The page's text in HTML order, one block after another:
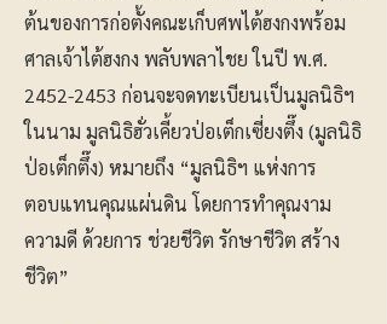
ต้นของการก่อตั้งคณะเก็บศพไต้ฮงกงพร้อม
ศาลเจ้าไต้ฮงกง พลับพลาไชย ในปี พ.ศ.
2452-2453 ก่อนจะจดทะเบียนเป็นมูลนิธิฯ
ในนาม มูลนิธิฮั่วเคี้ยวป่อเต็กเซี่ยงตึ๊ง (มูลนิธิ
ป่อเต็กตึ๊ง) หมายถึง “มูลนิธิฯ แห่งการ
ตอบแทนคุณแผ่นดิน โดยการทำคุณงาม
ความดี ด้วยการ ช่วยชีวิต รักษาชีวิต สร้าง
ชีวิต”